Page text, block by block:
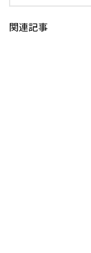
関連記事